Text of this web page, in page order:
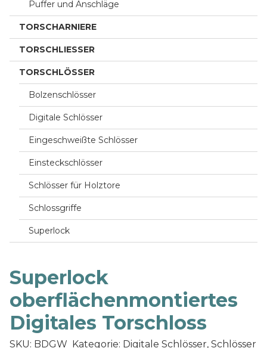
Puffer und Anschläge
TORSCHARNIERE
TORSCHLIESSER
TORSCHLÖSSER
Bolzenschlösser
Digitale Schlösser
Eingeschweißte Schlösser
Einsteckschlösser
Schlösser für Holztore
Schlossgriffe
Superlock
Superlock
oberflächenmontiertes
Digitales Torschloss
SKU: BDGW Kategorie: Digitale Schlösser, Schlösser